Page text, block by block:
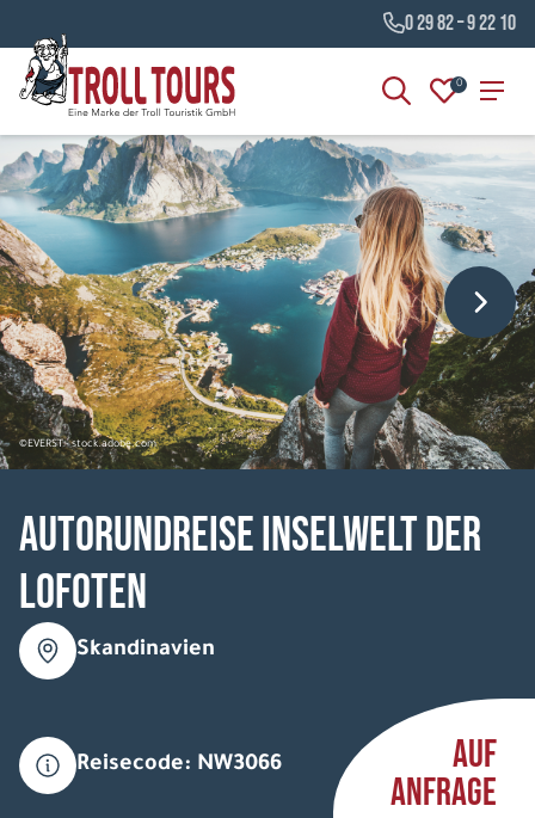
0 29 82 – 9 22 10
0
©EVERST - stock.adobe.com
Autorundreise Inselwelt der
Lofoten
Skandinavien
Reisecode: NW3066
AUF
ANFRAGE